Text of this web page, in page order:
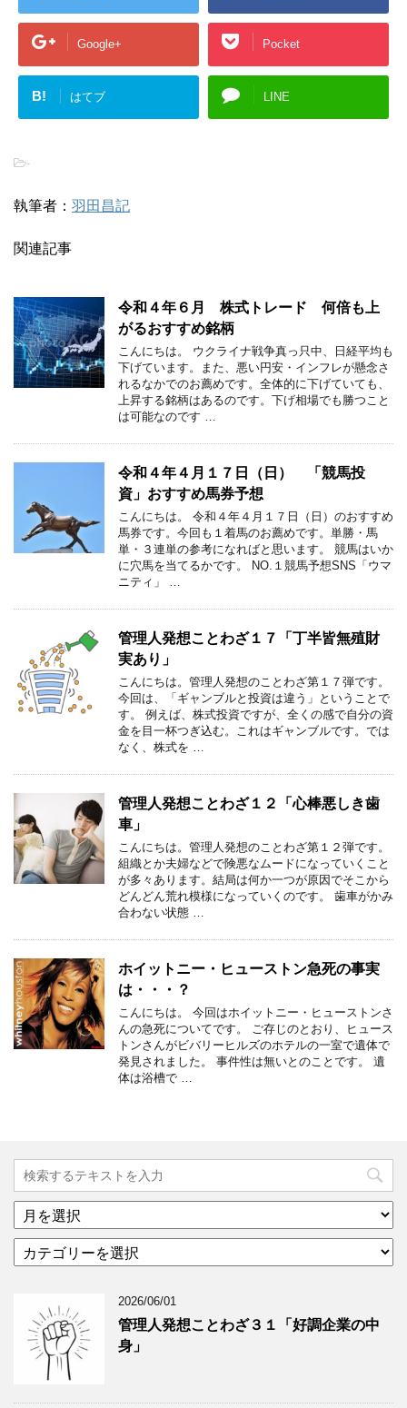
Google+ Pocket
B! はてブ LINE
-
執筆者： 羽田昌記
関連記事
令和４年６月 株式トレード 何倍も上
がるおすすめ銘柄
こんにちは。 ウクライナ戦争真っ只中、日経平均も
下げています。また、悪い円安・インフレが懸念さ
れるなかでのお薦めです。全体的に下げていても、
上昇する銘柄はあるのです。下げ相場でも勝つこと
は可能なのです …
令和４年４月１７日（日） 「競馬投
資」おすすめ馬券予想
こんにちは。 令和４年４月１７日（日）のおすすめ
馬券です。今回も１着馬のお薦めです。単勝・馬
単・３連単の参考になればと思います。 競馬はいか
に穴馬を当てるかです。 NO.１競馬予想SNS「ウマ
ニティ」 …
管理人発想ことわざ１７「丁半皆無殖財
実あり」
こんにちは。管理人発想のことわざ第１７弾です。
今回は、「ギャンブルと投資は違う」ということで
す。 例えば、株式投資ですが、全くの感で自分の資
金を目一杯つぎ込む。これはギャンブルです。では
なく、株式を …
管理人発想ことわざ１２「心棒悪しき歯
車」
こんにちは。管理人発想のことわざ第１２弾です。
組織とか夫婦などで険悪なムードになっていくこと
が多々あります。結局は何か一つが原因でそこから
どんどん荒れ模様になっていくのです。 歯車がかみ
合わない状態 …
ホイットニー・ヒューストン急死の事実
は・・・？
こんにちは。 今回はホイットニー・ヒューストンさ
んの急死についてです。 ご存じのとおり、ヒュース
トンさんがビバリーヒルズのホテルの一室で遺体で
発見されました。 事件性は無いとのことです。 遺
体は浴槽で …
ア
ー
イ
グ
テ
ー
2026/06/01
管理人発想ことわざ３１「好調企業の中
身」